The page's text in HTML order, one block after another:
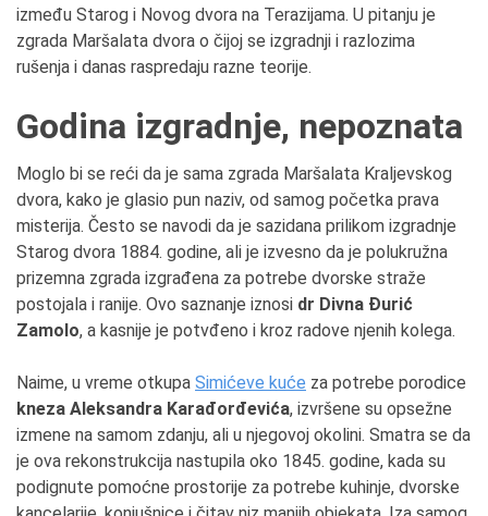
između Starog i Novog dvora na Terazijama. U pitanju je
zgrada Maršalata dvora o čijoj se izgradnji i razlozima
rušenja i danas raspredaju razne teorije.
Godina izgradnje, nepoznata
Moglo bi se reći da je sama zgrada Maršalata Kraljevskog
dvora, kako je glasio pun naziv, od samog početka prava
misterija. Često se navodi da je sazidana prilikom izgradnje
Starog dvora 1884. godine, ali je izvesno da je polukružna
prizemna zgrada izgrađena za potrebe dvorske straže
postojala i ranije. Ovo saznanje iznosi dr Divna Đurić
Zamolo, a kasnije je potvđeno i kroz radove njenih kolega.
Naime, u vreme otkupa Simićeve kuće za potrebe porodice
kneza Aleksandra Karađorđevića, izvršene su opsežne
izmene na samom zdanju, ali u njegovoj okolini. Smatra se da
je ova rekonstrukcija nastupila oko 1845. godine, kada su
podignute pomoćne prostorije za potrebe kuhinje, dvorske